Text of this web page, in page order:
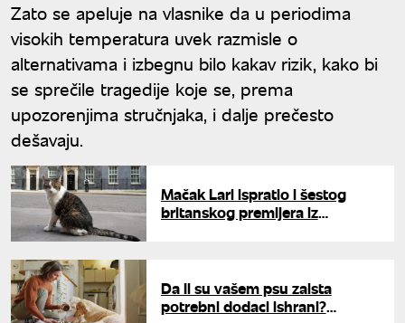
Zato se apeluje na vlasnike da u periodima
visokih temperatura uvek razmisle o
alternativama i izbegnu bilo kakav rizik, kako bi
se sprečile tragedije koje se, prema
upozorenjima stručnjaka, i dalje prečesto
dešavaju.
Mačak Lari ispratio i šestog
britanskog premijera iz
Da li su vašem psu zaista
potrebni dodaci ishrani?